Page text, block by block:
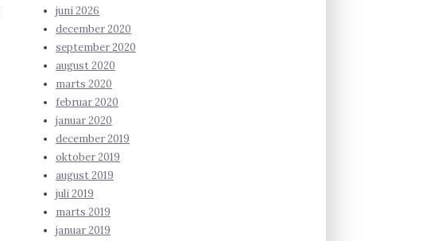
juni 2026
december 2020
september 2020
august 2020
marts 2020
februar 2020
januar 2020
december 2019
oktober 2019
august 2019
juli 2019
marts 2019
januar 2019